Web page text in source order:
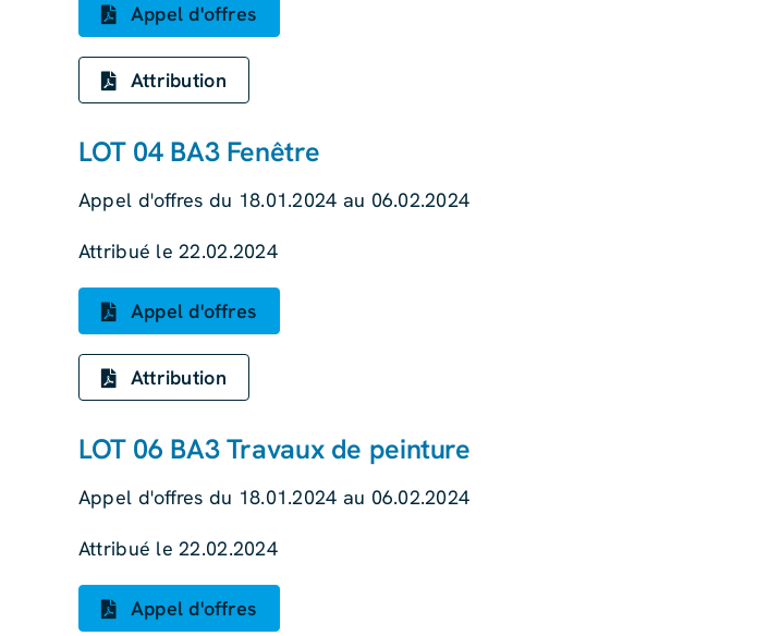
Appel d'offres
Attribution
LOT 04 BA3 Fenêtre
Appel d'offres du 18.01.2024 au 06.02.2024
Attribué le 22.02.2024
Appel d'offres
Attribution
LOT 06 BA3 Travaux de peinture
Appel d'offres du 18.01.2024 au 06.02.2024
Attribué le 22.02.2024
Appel d'offres